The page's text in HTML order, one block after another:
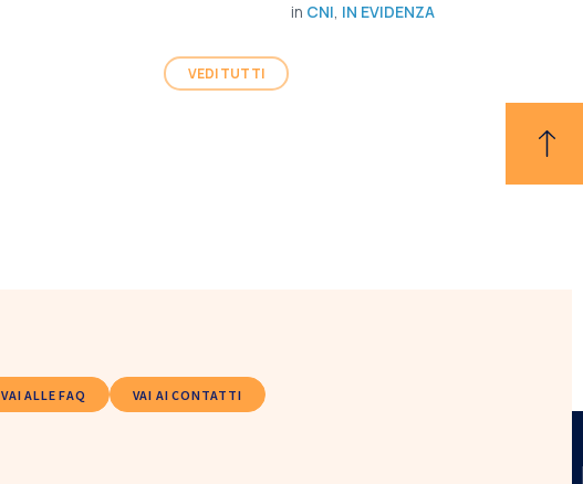
in CNI, IN EVIDENZA
VEDI TUTTI
VAI ALLE FAQ VAI AI CONTATTI